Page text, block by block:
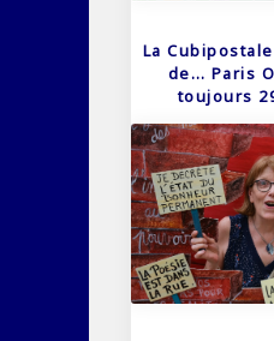
La
de… Paris
toujours